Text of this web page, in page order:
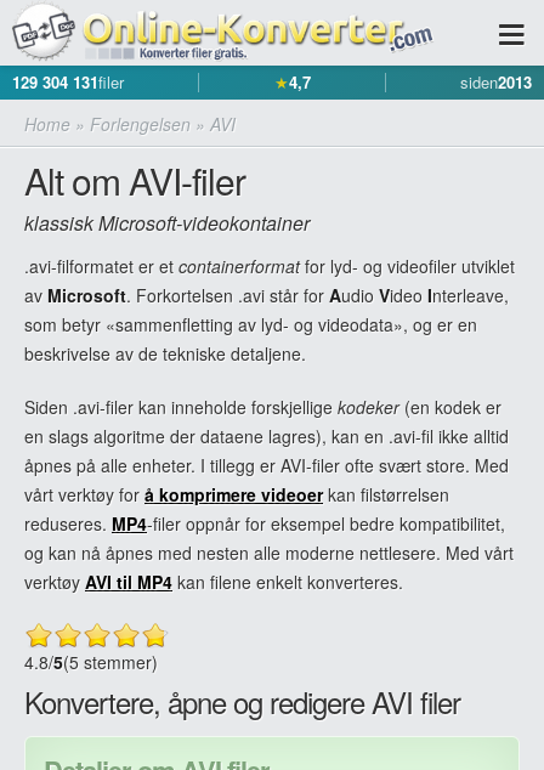
129 304 131filer ★4,7 siden2013
Home » Forlengelsen » AVI
Alt om AVI-filer
klassisk Microsoft-videokontainer
.avi-filformatet er et containerformatfor lyd- og videofiler utviklet
av Microsoft. Forkortelsen .avi står for Audio Video Interleave,
som betyr «sammenfletting av lyd- og videodata», og er en
beskrivelse av de tekniske detaljene.
Siden .avi-filer kan inneholde forskjellige kodeker(en kodek er
en slags algoritme der dataene lagres), kan en .avi-fil ikke alltid
åpnes på alle enheter. I tillegg er AVI-filer ofte svært store. Med
vårt verktøy for å komprimere videoerkan filstørrelsen
reduseres. MP4-filer oppnår for eksempel bedre kompatibilitet,
og kan nå åpnes med nesten alle moderne nettlesere. Med vårt
verktøy AVI til MP4 kan filene enkelt konverteres.
4.8/5(5 stemmer)
Konvertere, åpne og redigere AVI filer